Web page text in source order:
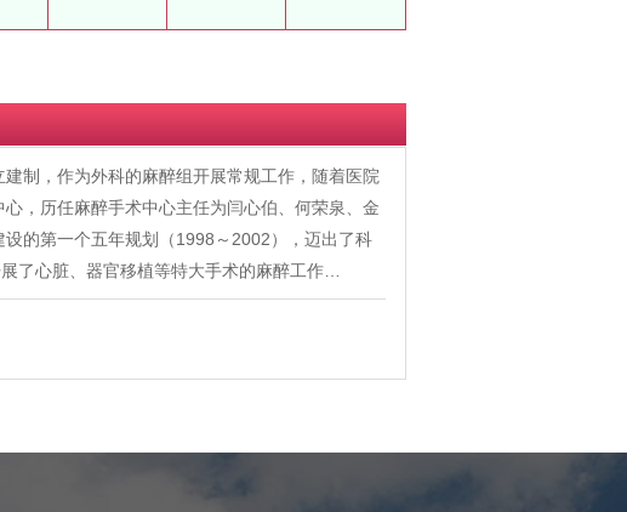
制，作为外科的麻醉组开展常规工作，随着医院
，历任麻醉手术中心主任为闫心伯、何荣泉、金
的第一个五年规划（1998～2002），迈出了科
了心脏、器官移植等特大手术的麻醉工作…